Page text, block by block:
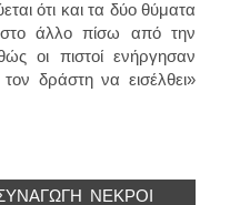
ότι και τα δύο θύματα
άλλο πίσω από την
οι πιστοί ενήργησαν
δράστη να εισέλθει»
ΝΕΚΡΟΊ